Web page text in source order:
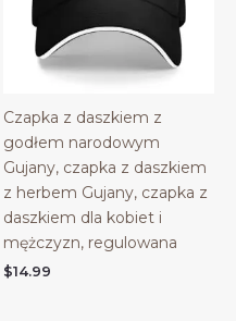
Czapka z daszkiem z
godłem narodowym
Gujany, czapka z daszkiem
z herbem Gujany, czapka z
daszkiem dla kobiet i
mężczyzn, regulowana
$14.99